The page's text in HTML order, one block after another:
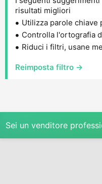
risultati migliori
Utilizza parole chiave
Controlla l'ortografia
Riduci i filtri, usane
Reimposta filtro →
Sei un venditore